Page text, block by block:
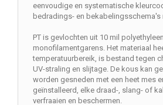
eenvoudige en systematische
bedradings- en bekabelingsschema's
PT is gevlochten uit 10 mil
monofilamentgarens. Het materiaal
temperatuurbereik, is bestand tegen
UV-straling en slijtage. De kous kan
worden gesneden met een heet mes
geïnstalleerd, elke draad-, slang- of
verfraaien en beschermen.